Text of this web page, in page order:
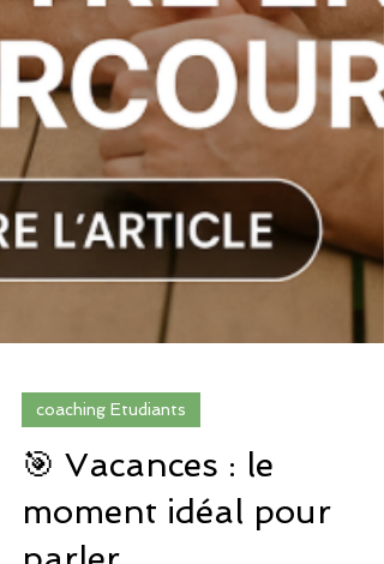
coaching Etudiants